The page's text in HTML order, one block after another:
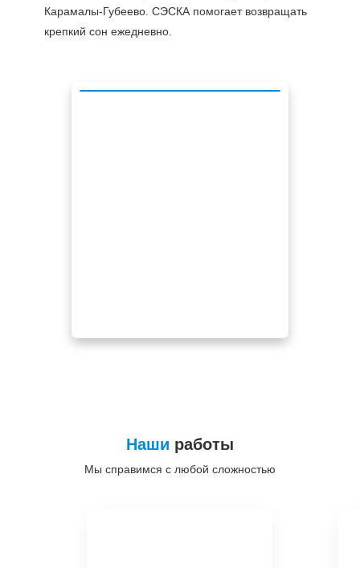
Карамалы-Губеево. СЭСКА помогает возвращать
крепкий сон ежедневно.
Наши работы
Мы справимся с любой сложностью